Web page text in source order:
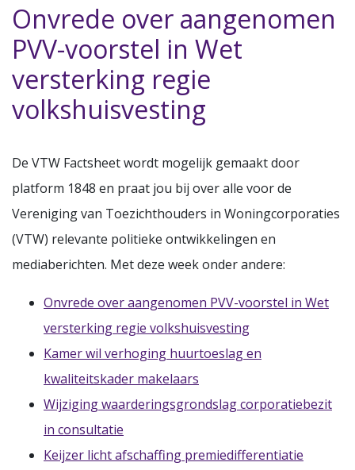
Onvrede over aangenomen
PVV-voorstel in Wet
versterking regie
volkshuisvesting
De VTW Factsheet wordt mogelijk gemaakt door
platform 1848 en praat jou bij over alle voor de
Vereniging van Toezichthouders in Woningcorporaties
(VTW) relevante politieke ontwikkelingen en
mediaberichten. Met deze week onder andere:
Onvrede over aangenomen PVV-voorstel in Wet
versterking regie volkshuisvesting
Kamer wil verhoging huurtoeslag en
kwaliteitskader makelaars
Wijziging waarderingsgrondslag corporatiebezit
in consultatie
Keijzer licht afschaffing premiedifferentiatie